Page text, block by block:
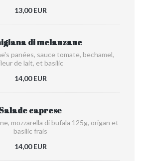
13,00 EUR
di melanzane
panées, sauce tomate, bechamel,
de lait, et basilic
14,00 EUR
Salade caprese
mozzarella di bufala 125g, origan et
basilic frais
14,00 EUR